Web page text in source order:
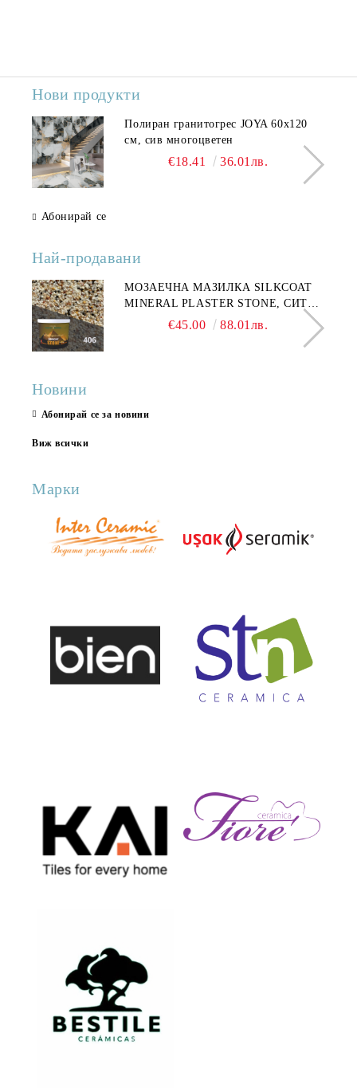
Нови продукти
Полиран гранитогрес JOYA 60x120
см, сив многоцветен
€18.41 36.01лв.
Абонирай се
Най-продавани
МОЗАЕЧНА МАЗИЛКА SILKCOAT
MINERAL PLASTER STONE, СИТЕН
КАМЪК 406 25КГ
€45.00 88.01лв.
Новини
Абонирай се за новини
Виж всички
Марки